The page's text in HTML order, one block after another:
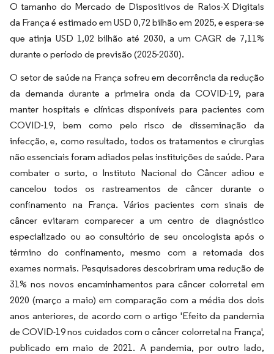
O tamanho do Mercado de Dispositivos de Raios-X Digitais
da França é estimado em USD 0,72 bilhão em 2025, e espera-se
que atinja USD 1,02 bilhão até 2030, a um CAGR de 7,11%
durante o período de previsão (2025-2030).
O setor de saúde na França sofreu em decorrência da redução
da demanda durante a primeira onda da COVID-19, para
manter hospitais e clínicas disponíveis para pacientes com
COVID-19, bem como pelo risco de disseminação da
infecção, e, como resultado, todos os tratamentos e cirurgias
não essenciais foram adiados pelas instituições de saúde. Para
combater o surto, o Instituto Nacional do Câncer adiou e
cancelou todos os rastreamentos de câncer durante o
confinamento na França. Vários pacientes com sinais de
câncer evitaram comparecer a um centro de diagnóstico
especializado ou ao consultório de seu oncologista após o
término do confinamento, mesmo com a retomada dos
exames normais. Pesquisadores descobriram uma redução de
31% nos novos encaminhamentos para câncer colorretal em
2020 (março a maio) em comparação com a média dos dois
anos anteriores, de acordo com o artigo 'Efeito da pandemia
de COVID-19 nos cuidados com o câncer colorretal na França',
publicado em maio de 2021. A pandemia, por outro lado,